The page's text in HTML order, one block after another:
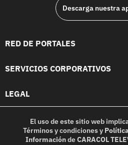
Descarga nuestra
RED DE PORTALES
SERVICIOS CORPORATIVOS
LEGAL
El uso de este sitio web
Términos y condicionesy
InformacióndeCARACOL